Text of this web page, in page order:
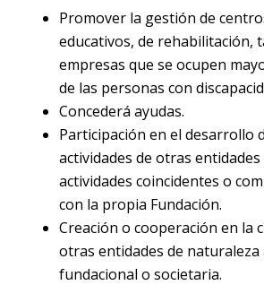
Promover la gestión de
educativos, de rehabilitación,
empresas que se ocupen
de las personas con
Concederá ayudas.
Participación en el desarrollo
actividades de otras
actividades coincidentes o
con la propia Fundación.
Creación o cooperación en la
otras entidades de naturaleza
fundacional o societaria.